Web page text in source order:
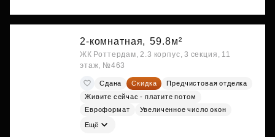
2-комнатная, 59.8м²
ЖК Роттердам, 2.3 корпус, 3 секция, 11
этаж, №463
Сдана Скидка
Предчистовая отделка
Живите сейчас - платите потом
Евроформат
Увеличенное число окон
Ещё